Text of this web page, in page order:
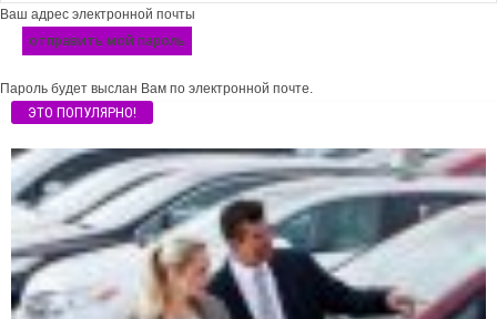
Ваш адрес электронной почты
Пароль будет выслан Вам по электронной почте.
ЭТО ПОПУЛЯРНО!